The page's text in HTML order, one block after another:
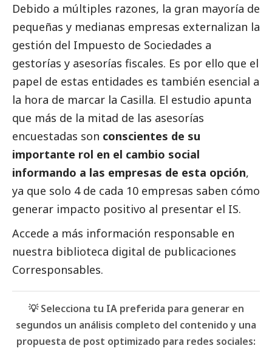
Debido a múltiples razones, la gran mayoría de
pequeñas y medianas empresas externalizan la
gestión del Impuesto de Sociedades a
gestorías y asesorías fiscales. Es por ello que el
papel de estas entidades es también esencial a
la hora de marcar la Casilla. El estudio apunta
que más de la mitad de las asesorías
encuestadas son conscientes de su
importante rol en el cambio social
informando a las empresas de esta opción,
ya que solo 4 de cada 10 empresas saben cómo
generar impacto positivo al presentar el IS.
Accede a más información responsable en
nuestra biblioteca digital de publicaciones
Corresponsables.
💡 Selecciona tu IA preferida para generar en
segundos un análisis completo del contenido y una
propuesta de post optimizado para redes sociales: